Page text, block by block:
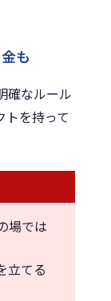
も
確なルール
トを持って
場では
立てる